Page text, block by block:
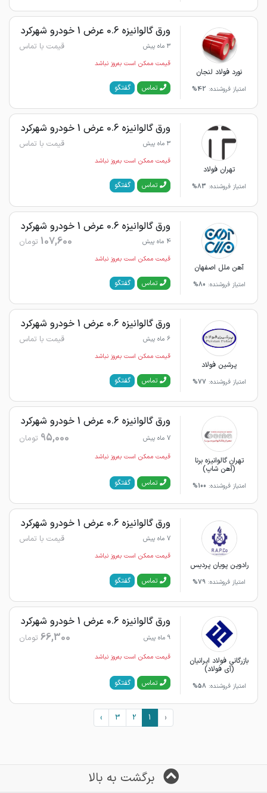
نورد فولاد لنجان
امتیاز فروشنده: 42%
ورق گالوانیزه 0.6 عرض 1 خودرو شهرکرد
3 ماه پیش قیمت با تماس
قیمت ممکن است به‌روز نباشد
تماس گفتگو
تهران فولاد
امتیاز فروشنده: 83%
ورق گالوانیزه 0.6 عرض 1 خودرو شهرکرد
3 ماه پیش قیمت با تماس
قیمت ممکن است به‌روز نباشد
تماس گفتگو
آهن ملل اصفهان
امتیاز فروشنده: 80%
ورق گالوانیزه 0.6 عرض 1 خودرو شهرکرد
4 ماه پیش 107,600 تومان
قیمت ممکن است به‌روز نباشد
تماس گفتگو
پرشین فولاد
امتیاز فروشنده: 77%
ورق گالوانیزه 0.6 عرض 1 خودرو شهرکرد
6 ماه پیش قیمت با تماس
قیمت ممکن است به‌روز نباشد
تماس گفتگو
تهران گالوانیزه برنا
(آهن شاپ)
امتیاز فروشنده: 100%
ورق گالوانیزه 0.6 عرض 1 خودرو شهرکرد
7 ماه پیش 95,000 تومان
قیمت ممکن است به‌روز نباشد
تماس گفتگو
رادوین پویان پردیس
امتیاز فروشنده: 79%
ورق گالوانیزه 0.6 عرض 1 خودرو شهرکرد
7 ماه پیش قیمت با تماس
قیمت ممکن است به‌روز نباشد
تماس گفتگو
بازرگانی فولاد ایرانیان
(آی فولاد)
امتیاز فروشنده: 58%
ورق گالوانیزه 0.6 عرض 1 خودرو شهرکرد
9 ماه پیش 66,300 تومان
قیمت ممکن است به‌روز نباشد
تماس گفتگو
‹
1
2
3
›
برگشت به بالا